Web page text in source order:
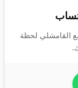
القامشلي لحظة